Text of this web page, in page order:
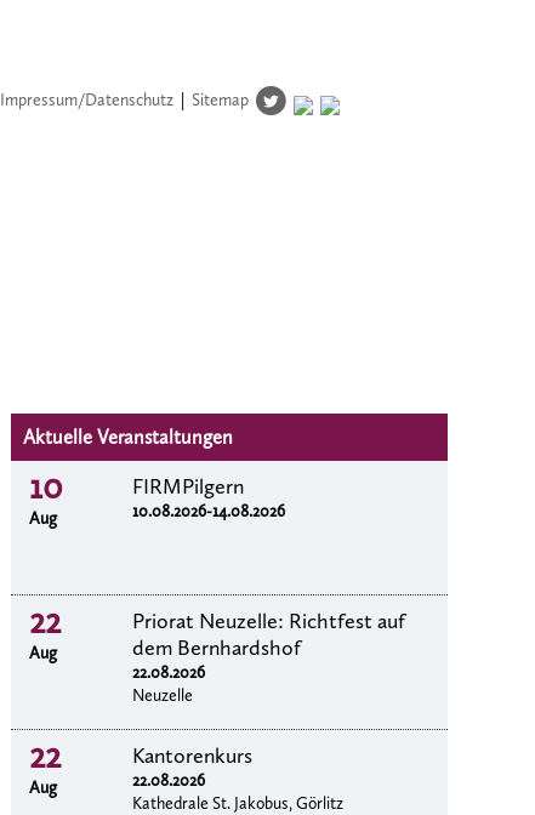
Impressum/Datenschutz Sitemap
Aktuelle Veranstaltungen
10
Aug
FIRMPilgern
10.08.2026-14.08.2026
22
Aug
Priorat Neuzelle: Richtfest auf
dem Bernhardshof
22.08.2026
Neuzelle
22
Aug
Kantorenkurs
22.08.2026
Kathedrale St. Jakobus, Görlitz